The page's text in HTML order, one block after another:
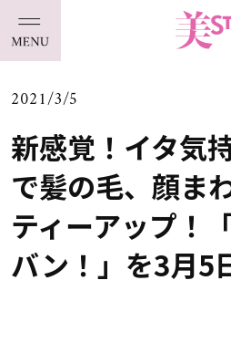
2021/3/5
新感覚！イタ気
で髪の毛、顔ま
ティーアップ！
バン！」を3月5